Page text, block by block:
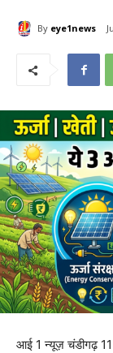
By eye1news
आई 1 न्यूज़ चंडीगढ़ 11